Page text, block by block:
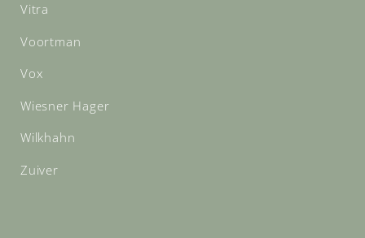
Vitra
Voortman
Vox
Wiesner Hager
Wilkhahn
Zuiver